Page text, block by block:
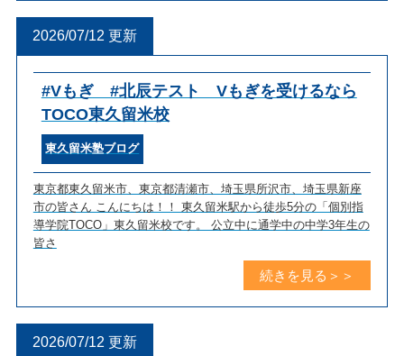
2026/07/12 更新
#Vもぎ #北辰テスト Vもぎを受けるなら
TOCO東久留米校
東久留米塾ブログ
東京都東久留米市、東京都清瀬市、埼玉県所沢市、埼玉県新座
市の皆さん こんにちは！！ 東久留米駅から徒歩5分の「個別指
導学院TOCO」東久留米校です。 公立中に通学中の中学3年生の
皆さ
2026/07/12 更新